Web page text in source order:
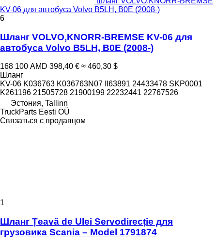
KV-06 для автобуса Volvo B5LH, B0E (2008-)
6
Шланг VOLVO,KNORR-BREMSE KV-06 для
автобуса Volvo B5LH, B0E (2008-)
168 100 AMD 398,40 € ≈ 460,30 $
Шланг
KV-06 K036763 K036763N07 II63891 24433478 SKP0001
K261196 21505728 21900199 22232441 22767526
Эстония, Tallinn
TruckParts Eesti OÜ
Связаться с продавцом
1
Шланг Țeavă de Ulei Servodirecție для
грузовика Scania – Model 1791874